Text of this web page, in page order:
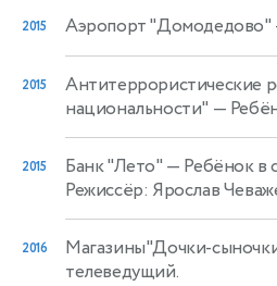
2015 Аэропорт "Домодедово"
2015
Антитеррористические
национальности" —
2015 Банк "Лето" — Ребёнок в
Режиссёр: Ярослав
2016 Магазины"Дочки-
телеведущий.